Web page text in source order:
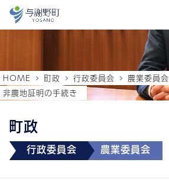
町政
行政委員会 農業委員会
HOME 町政 行政委員会
農業委員会
非農地証明の手続き